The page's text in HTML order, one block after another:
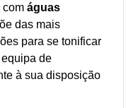
com águas
das mais
para se tonificar
de
à sua disposição